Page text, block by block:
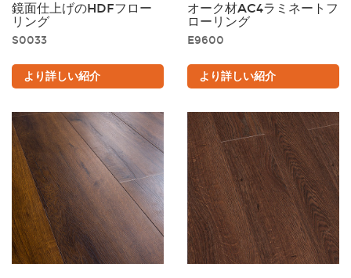
鏡面仕上げのHDFフロー
リング
S0033
より詳しい紹介
オーク材AC4ラミネートフ
ローリング
E9600
より詳しい紹介
色の選択
豊富なカラーバリエーションをご用意しております。タンカラー
のラミネートは、お部屋をより広く開放的に見せてくれます。ま
た、少し濃いめの色合いからは、温かみのある豊かな雰囲気を演
出できます。グレーのラミネートは、シックでスタイリッシュな
だけでなく、クールでモダンな住まいの雰囲気を決定づけます。